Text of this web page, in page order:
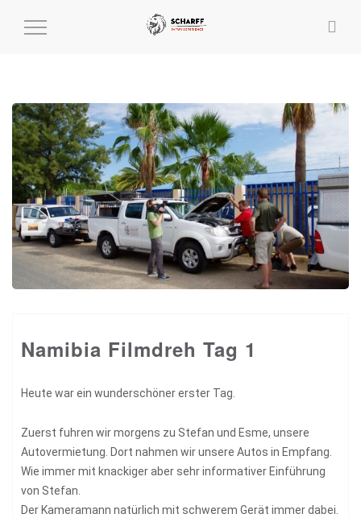
MENÜ
Namibia Filmdreh Tag 1
Heute war ein wunderschöner erster Tag.
Zuerst fuhren wir morgens zu Stefan und Esme, unsere
Autovermietung. Dort nahmen wir unsere Autos in Empfang.
Wie immer mit knackiger aber sehr informativer Einführung
von Stefan.
Der Kameramann natürlich mit schwerem Gerät immer dabei.